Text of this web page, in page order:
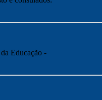
Educação -